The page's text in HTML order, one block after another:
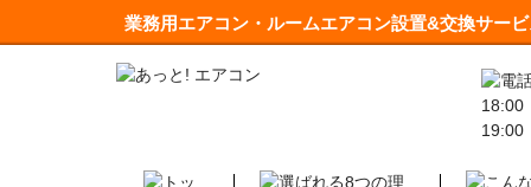
業務用エアコン・ルームエアコン設置&交換サー